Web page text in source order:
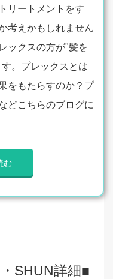
リートメントをす
考えかもしれません
ックスの方が"髪を
。プレックスとは
をもたらすのか？プ
どこちらのブログに
む
SHUN詳細■